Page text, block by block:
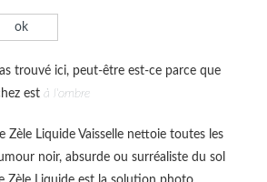
trouvé ici, peut-être est-ce parce que
est à l'ombre
Zèle Liquide Vaisselle nettoie toutes les
noir, absurde ou surréaliste du sol